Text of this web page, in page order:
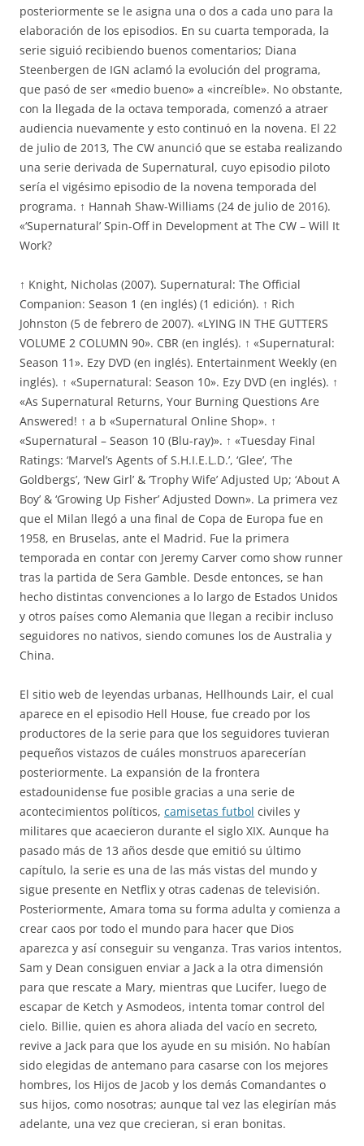
posteriormente se le asigna una o dos a cada uno para la
elaboración de los episodios. En su cuarta temporada, la
serie siguió recibiendo buenos comentarios; Diana
Steenbergen de IGN aclamó la evolución del programa,
que pasó de ser «medio bueno» a «increíble». No obstante,
con la llegada de la octava temporada, comenzó a atraer
audiencia nuevamente y esto continuó en la novena. El 22
de julio de 2013, The CW anunció que se estaba realizando
una serie derivada de Supernatural, cuyo episodio piloto
sería el vigésimo episodio de la novena temporada del
programa. ↑ Hannah Shaw-Williams (24 de julio de 2016).
«‘Supernatural’ Spin-Off in Development at The CW – Will It
Work?
↑ Knight, Nicholas (2007). Supernatural: The Official
Companion: Season 1 (en inglés) (1 edición). ↑ Rich
Johnston (5 de febrero de 2007). «LYING IN THE GUTTERS
VOLUME 2 COLUMN 90». CBR (en inglés). ↑ «Supernatural:
Season 11». Ezy DVD (en inglés). Entertainment Weekly (en
inglés). ↑ «Supernatural: Season 10». Ezy DVD (en inglés). ↑
«As Supernatural Returns, Your Burning Questions Are
Answered! ↑ a b «Supernatural Online Shop». ↑
«Supernatural – Season 10 (Blu-ray)». ↑ «Tuesday Final
Ratings: ‘Marvel’s Agents of S.H.I.E.L.D.’, ‘Glee’, ‘The
Goldbergs’, ‘New Girl’ & ‘Trophy Wife’ Adjusted Up; ‘About A
Boy’ & ‘Growing Up Fisher’ Adjusted Down». La primera vez
que el Milan llegó a una final de Copa de Europa fue en
1958, en Bruselas, ante el Madrid. Fue la primera
temporada en contar con Jeremy Carver como show runner
tras la partida de Sera Gamble. Desde entonces, se han
hecho distintas convenciones a lo largo de Estados Unidos
y otros países como Alemania que llegan a recibir incluso
seguidores no nativos, siendo comunes los de Australia y
China.
El sitio web de leyendas urbanas, Hellhounds Lair, el cual
aparece en el episodio Hell House, fue creado por los
productores de la serie para que los seguidores tuvieran
pequeños vistazos de cuáles monstruos aparecerían
posteriormente. La expansión de la frontera
estadounidense fue posible gracias a una serie de
acontecimientos políticos, camisetas futbol civiles y
militares que acaecieron durante el siglo XIX. Aunque ha
pasado más de 13 años desde que emitió su último
capítulo, la serie es una de las más vistas del mundo y
sigue presente en Netflix y otras cadenas de televisión.
Posteriormente, Amara toma su forma adulta y comienza a
crear caos por todo el mundo para hacer que Dios
aparezca y así conseguir su venganza. Tras varios intentos,
Sam y Dean consiguen enviar a Jack a la otra dimensión
para que rescate a Mary, mientras que Lucifer, luego de
escapar de Ketch y Asmodeos, intenta tomar control del
cielo. Billie, quien es ahora aliada del vacío en secreto,
revive a Jack para que los ayude en su misión. No habían
sido elegidas de antemano para casarse con los mejores
hombres, los Hijos de Jacob y los demás Comandantes o
sus hijos, como nosotras; aunque tal vez las elegirían más
adelante, una vez que crecieran, si eran bonitas.